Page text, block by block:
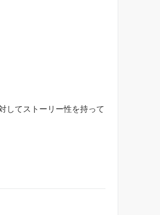
してストーリー性を持って